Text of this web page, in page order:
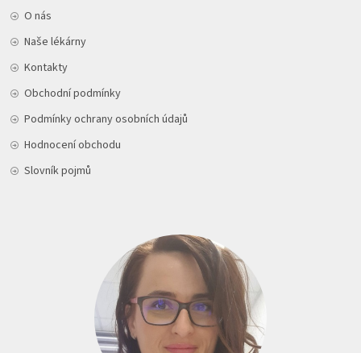
O nás
Naše lékárny
Kontakty
Obchodní podmínky
Podmínky ochrany osobních údajů
Hodnocení obchodu
Slovník pojmů